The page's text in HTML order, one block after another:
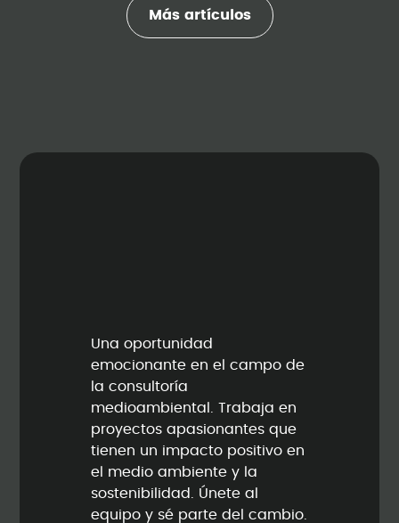
Más artículos
Una oportunidad
emocionante en el campo de
la consultoría
medioambiental. Trabaja en
proyectos apasionantes que
tienen un impacto positivo en
el medio ambiente y la
sostenibilidad. Únete al
equipo y sé parte del cambio.